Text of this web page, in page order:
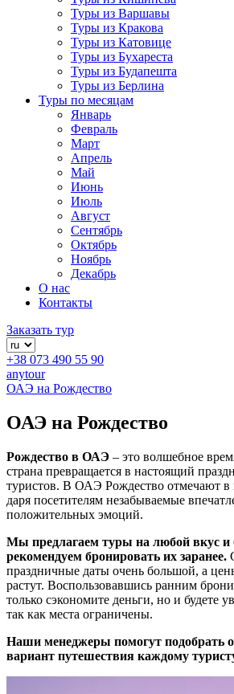
Туры из Варшавы
Туры из Кракова
Туры из Катовице
Туры из Бухареста
Туры из Будапешта
Туры из Берлина
Туры по месяцам
Январь
Февраль
Март
Апрель
Май
Июнь
Июль
Август
Сентябрь
Октябрь
Ноябрь
Декабрь
О нас
Контакты
Заказать тур
+38 073 490 55 90
anytour
ОАЭ на Рождество
ОАЭ на Рождество
Рождество в ОАЭ – это волшебное
страна превращается в настоящий
туристов. В ОАЭ Рождество отмечают в
даря посетителям незабываемые
положительных эмоций.
Мы предлагаем туры на любой вкус и
рекомендуем бронировать их заранее.
праздничные даты очень большой, а
растут. Воспользовавшись ранним
только сэкономите деньги, но и будете
так как места ограничены.
Наши менеджеры помогут подобрать
вариант путешествия каждому